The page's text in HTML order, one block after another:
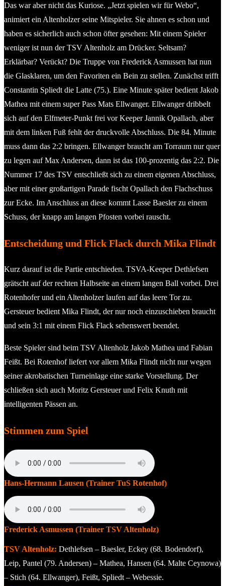
Das war aber nicht das Kuriose. „Jetzt spielen wir für Webo“,
animiert ein Altenholzer seine Mitspieler. Sie ahnen es schon und
haben es sicherlich auch schon öfter gesehen: Mit einem Spieler
weniger ist nun der TSV Altenholz am Drücker. Seltsam?
Erklärbar? Verückt? Die Truppe von Frederick Asmussen hat nun
die Glasklaren, um den Favoriten ein Bein zu stellen. Zunächst trifft
Constantin Spliedt die Latte (75.). Eine Minute später bedient Jakob
Mathea mit einem super Pass Mats Ellwanger. Ellwanger dribbelt
sich auf den Elfmeter-Punkt frei vor Keeper Jannik Opallach, aber
mit dem linken Fuß fehlt der druckvolle Abschluss. Die 84. Minute
muss dann das 2:2 bringen. Ellwanger braucht am Torraum nur quer
zu legen auf Max Andersen, dann ist das 100-prozentig das 2:2. Die
Nummer 17 des TSV entschließt sich zu einem eigenen Abschluss,
aber mit einer großartigen Parade fischt Opallach den Flachschuss
zur Ecke. Im Anschluss an diese kommt Lasse Baesler zu einem
Schuss, der knapp am langen Pfosten vorbei rauscht.
Entscheidung und Flick Flack durch Mika Flindt
Kurz darauf ist die Partie entschieden. TSVA-Keeper Dethlefsen
grätscht auf der rechten Halbseite an einem langen Ball vorbei. Drei
Rotenhofer und ein Altenholzer laufen auf das leere Tor zu.
Gersteuer bedient Mika Flindt, der nur noch einzuschieben braucht
und sein 3:1 mit einem Flick Flack sehenswert beendet.
Beste Spieler sind beim TSV Altenholz Jakob Mathea und Fabian
Feißt. Bei Rotenhof liefert vor allem Mika Flindt nicht nur wegen
seiner akrobatischen Turneinlage eine starke Vorstellung. Der
schließen sich auch Moritz Gersteuer und Felix Knuth mit
intelligenten Pässen an.
Stimmen zum Spiel
Hans-Hermann Lausen (Trainer TuS Rotenhof)
Frederick Asmussen (Trainer TSV Altenholz)
TSV Altenholz: Dethlefsen – Baesler, Eckey (68. Bodendorf),
Leip, Pantel (79. Andersen) – Mathea, Hansen (64. Malte Ceynowa)
– Stich (64. Ellwanger), Feißt, Spliedt – Webessie.